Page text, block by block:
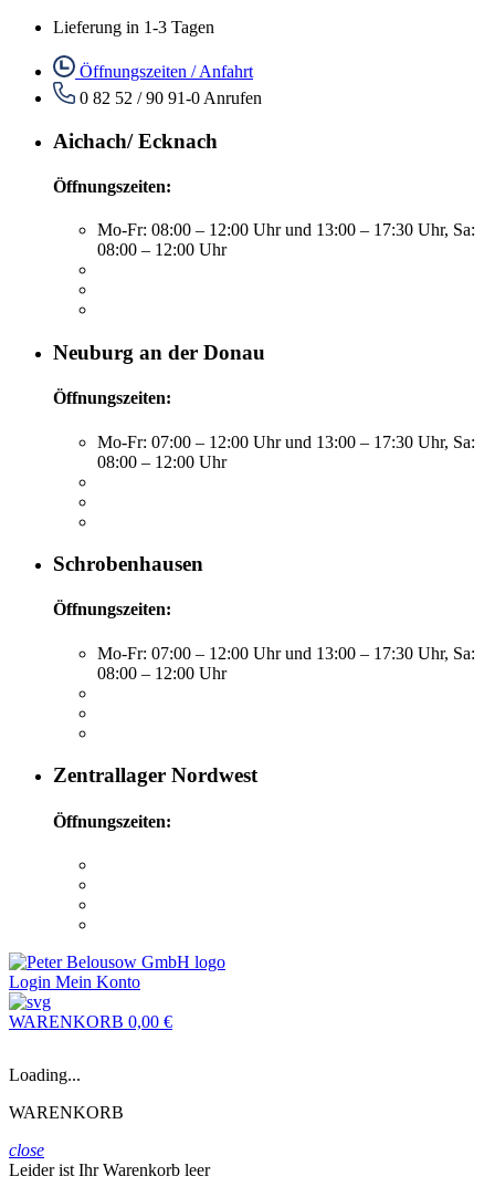
Lieferung in 1-3 Tagen
Öffnungszeiten / Anfahrt
0 82 52 / 90 91-0 Anrufen
Aichach/ Ecknach
Öffnungszeiten:
Mo-Fr: 08:00 – 12:00 Uhr und 13:00 – 17:30 Uhr, Sa:
08:00 – 12:00 Uhr
Neuburg an der Donau
Öffnungszeiten:
Mo-Fr: 07:00 – 12:00 Uhr und 13:00 – 17:30 Uhr, Sa:
08:00 – 12:00 Uhr
Schrobenhausen
Öffnungszeiten:
Mo-Fr: 07:00 – 12:00 Uhr und 13:00 – 17:30 Uhr, Sa:
08:00 – 12:00 Uhr
Zentrallager Nordwest
Öffnungszeiten:
Login Mein Konto
WARENKORB 0,00 €
Loading...
WARENKORB
close
Leider ist Ihr Warenkorb leer